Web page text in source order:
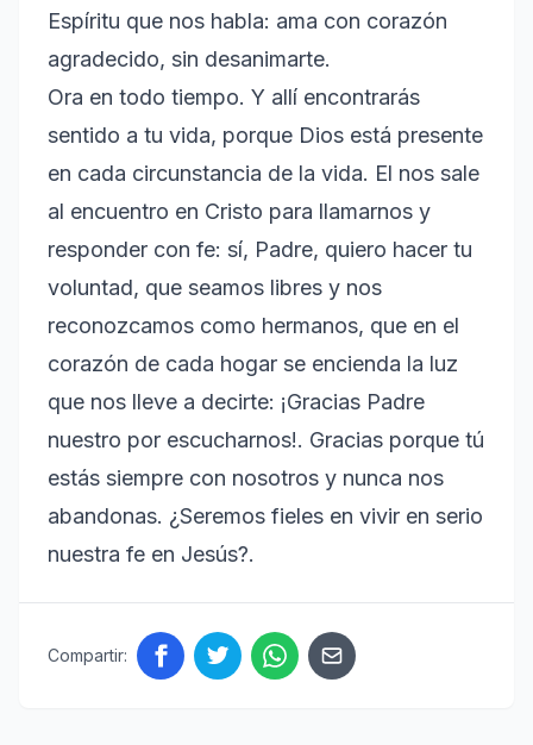
Espíritu que nos habla: ama con corazón
agradecido, sin desanimarte.
Ora en todo tiempo. Y allí encontrarás
sentido a tu vida, porque Dios está presente
en cada circunstancia de la vida. El nos sale
al encuentro en Cristo para llamarnos y
responder con fe: sí, Padre, quiero hacer tu
voluntad, que seamos libres y nos
reconozcamos como hermanos, que en el
corazón de cada hogar se encienda la luz
que nos lleve a decirte: ¡Gracias Padre
nuestro por escucharnos!. Gracias porque tú
estás siempre con nosotros y nunca nos
abandonas. ¿Seremos fieles en vivir en serio
nuestra fe en Jesús?.
Compartir: